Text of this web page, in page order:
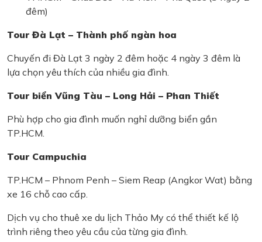
đêm)
Tour Đà Lạt – Thành phố ngàn hoa
Chuyến đi Đà Lạt 3 ngày 2 đêm hoặc 4 ngày 3 đêm là
lựa chọn yêu thích của nhiều gia đình.
Tour biển Vũng Tàu – Long Hải – Phan Thiết
Phù hợp cho gia đình muốn nghỉ dưỡng biển gần
TP.HCM.
Tour Campuchia
TP.HCM – Phnom Penh – Siem Reap (Angkor Wat) bằng
xe 16 chỗ cao cấp.
Dịch vụ cho thuê xe du lịch Thảo My có thể thiết kế lộ
trình riêng theo yêu cầu của từng gia đình.